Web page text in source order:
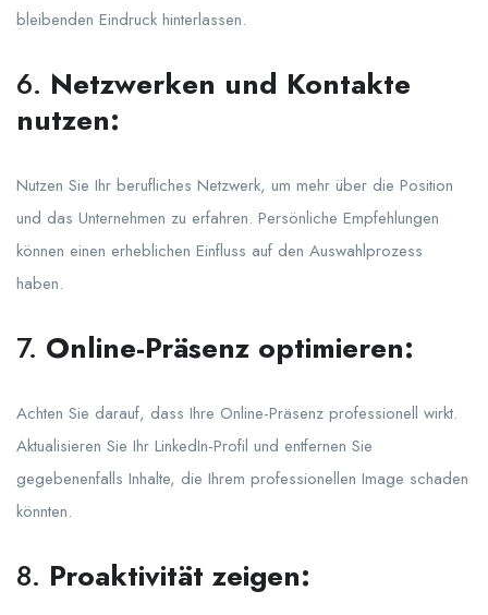
bleibenden Eindruck hinterlassen.
6. Netzwerken und Kontakte
nutzen:
Nutzen Sie Ihr berufliches Netzwerk, um mehr über die Position
und das Unternehmen zu erfahren. Persönliche Empfehlungen
können einen erheblichen Einfluss auf den Auswahlprozess
haben.
7. Online-Präsenz optimieren:
Achten Sie darauf, dass Ihre Online-Präsenz professionell wirkt.
Aktualisieren Sie Ihr LinkedIn-Profil und entfernen Sie
gegebenenfalls Inhalte, die Ihrem professionellen Image schaden
könnten.
8. Proaktivität zeigen: